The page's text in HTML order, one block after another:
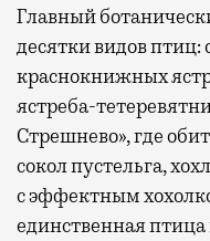
Главный
десятки видов птиц:
краснокнижных
ястреба-
Стрешнево», где
сокол пустельга,
с эффектным
единственная